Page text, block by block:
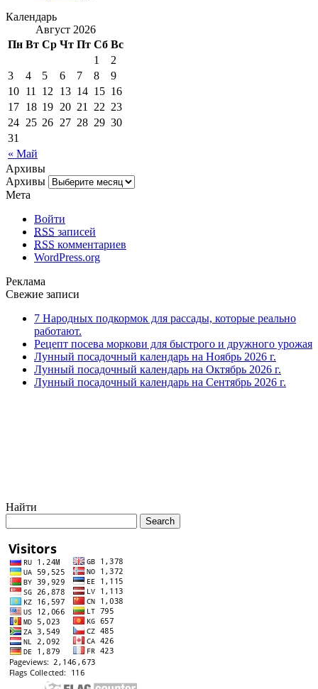
Календарь
Август 2026
Пн Вт Ср Чт Пт Сб Вс
« Май
1
2
3
4 5 6 7 8
9
10 11 12 13 14 15 16
17 18 19 20 21 22 23
24 25 26 27 28 29 30
31
Архивы
Архивы
Мета
Войти
RSS записей
RSS комментариев
WordPress.org
Реклама
Свежие записи
7 Народных подкормок для рассады, которые реально
работают.
Рецепт посева моркови для быстрого и дружного урожая
Лунный посадочный календарь на Ноябрь 2026 г.
Лунный посадочный календарь на Октябрь 2026 г.
Лунный посадочный календарь на Сентябрь 2026 г.
Найти